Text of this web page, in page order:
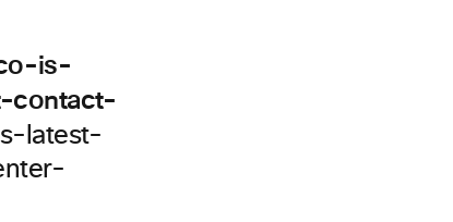
is-
contact-
latest-